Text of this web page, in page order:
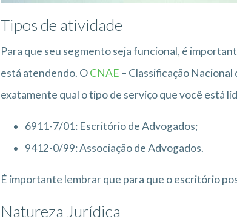
Tipos de atividade
Para que seu segmento seja funcional, é
está atendendo. OCNAE – Classificação
exatamente qual o tipo de serviço que você está
6911-7/01: Escritório de Advogados;
9412-0/99: Associação de Advogados.
É importante lembrar que para que o escritório
Natureza Jurídica